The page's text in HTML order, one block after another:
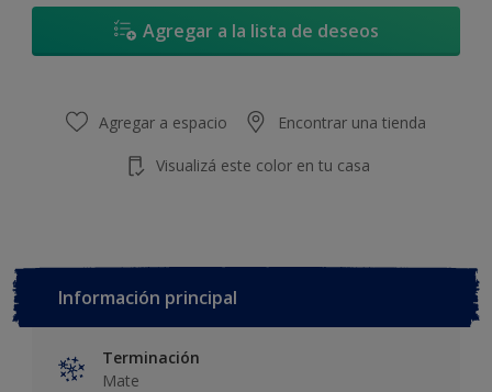
Agregar a la lista de deseos
Agregar a espacio Encontrar una tienda
Visualizá este color en tu casa
Información principal
Terminación
Mate